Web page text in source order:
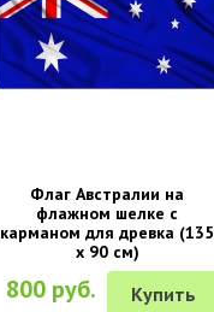
Флаг Австралии на
флажном шелке с
карманом для древка (135
х 90 см)
800 руб. Купить